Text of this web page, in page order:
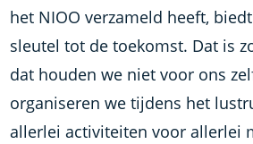
het NIOO verzameld heeft,
sleutel tot de toekomst. Dat is
dat houden we niet voor ons
organiseren we tijdens het
allerlei activiteiten voor allerlei